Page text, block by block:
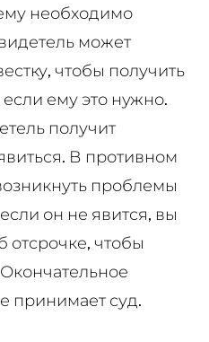
необходимо
может
чтобы получить
ему это нужно.
получит
В противном
проблемы
он не явится, вы
отсрочке, чтобы
принимает суд.